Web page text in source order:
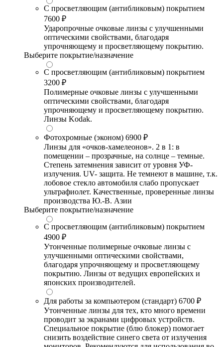
С просветляющим (антибликовым) покрытием
7600 ₽
Ударопрочные очковые линзы с улучшенными
оптическими свойствами, благодаря
упрочняющему и просветляющему покрытию.
Выберите покрытие/назначение
С просветляющим (антибликовым) покрытием
3200 ₽
Полимерные очковые линзы с улучшенными
оптическими свойствами, благодаря
упрочняющему и просветляющему покрытию.
Линзы Kodak.
Фотохромные (эконом) 6900 ₽
Линзы для «очков-хамелеонов». 2 в 1: в
помещении – прозрачные, на солнце – темные.
Степень затемнения зависит от уровня УФ-
излучения. UV- защита. Не темнеют в машине, т.к.
лобовое стекло автомобиля слабо пропускает
ультрафиолет. Качественные, проверенные линзы
производства Ю.-В. Азии
Выберите покрытие/назначение
С просветляющим (антибликовым) покрытием
4900 ₽
Утонченные полимерные очковые линзы с
улучшенными оптическими свойствами,
благодаря упрочняющему и просветляющему
покрытию. Линзы от ведущих европейских и
японских производителей.
Для работы за компьютером (стандарт) 6700 ₽
Утонченные линзы для тех, кто много времени
проводит за экранами цифровых устройств.
Специальное покрытие (блю блокер) помогает
снизить воздействие синего света от излучения